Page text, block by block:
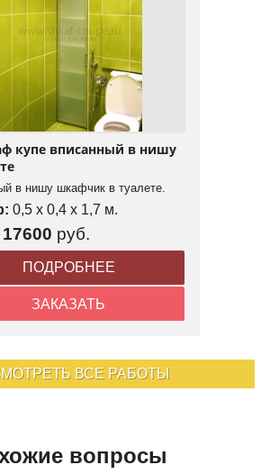
купе вписанный в нишу
в нишу шкафчик в туалете.
0,5 x 0,4 x 1,7 м.
17600 руб.
ПОДРОБНЕЕ
ЗАКАЗАТЬ
ВСЕ РАБОТЫ
вопросы